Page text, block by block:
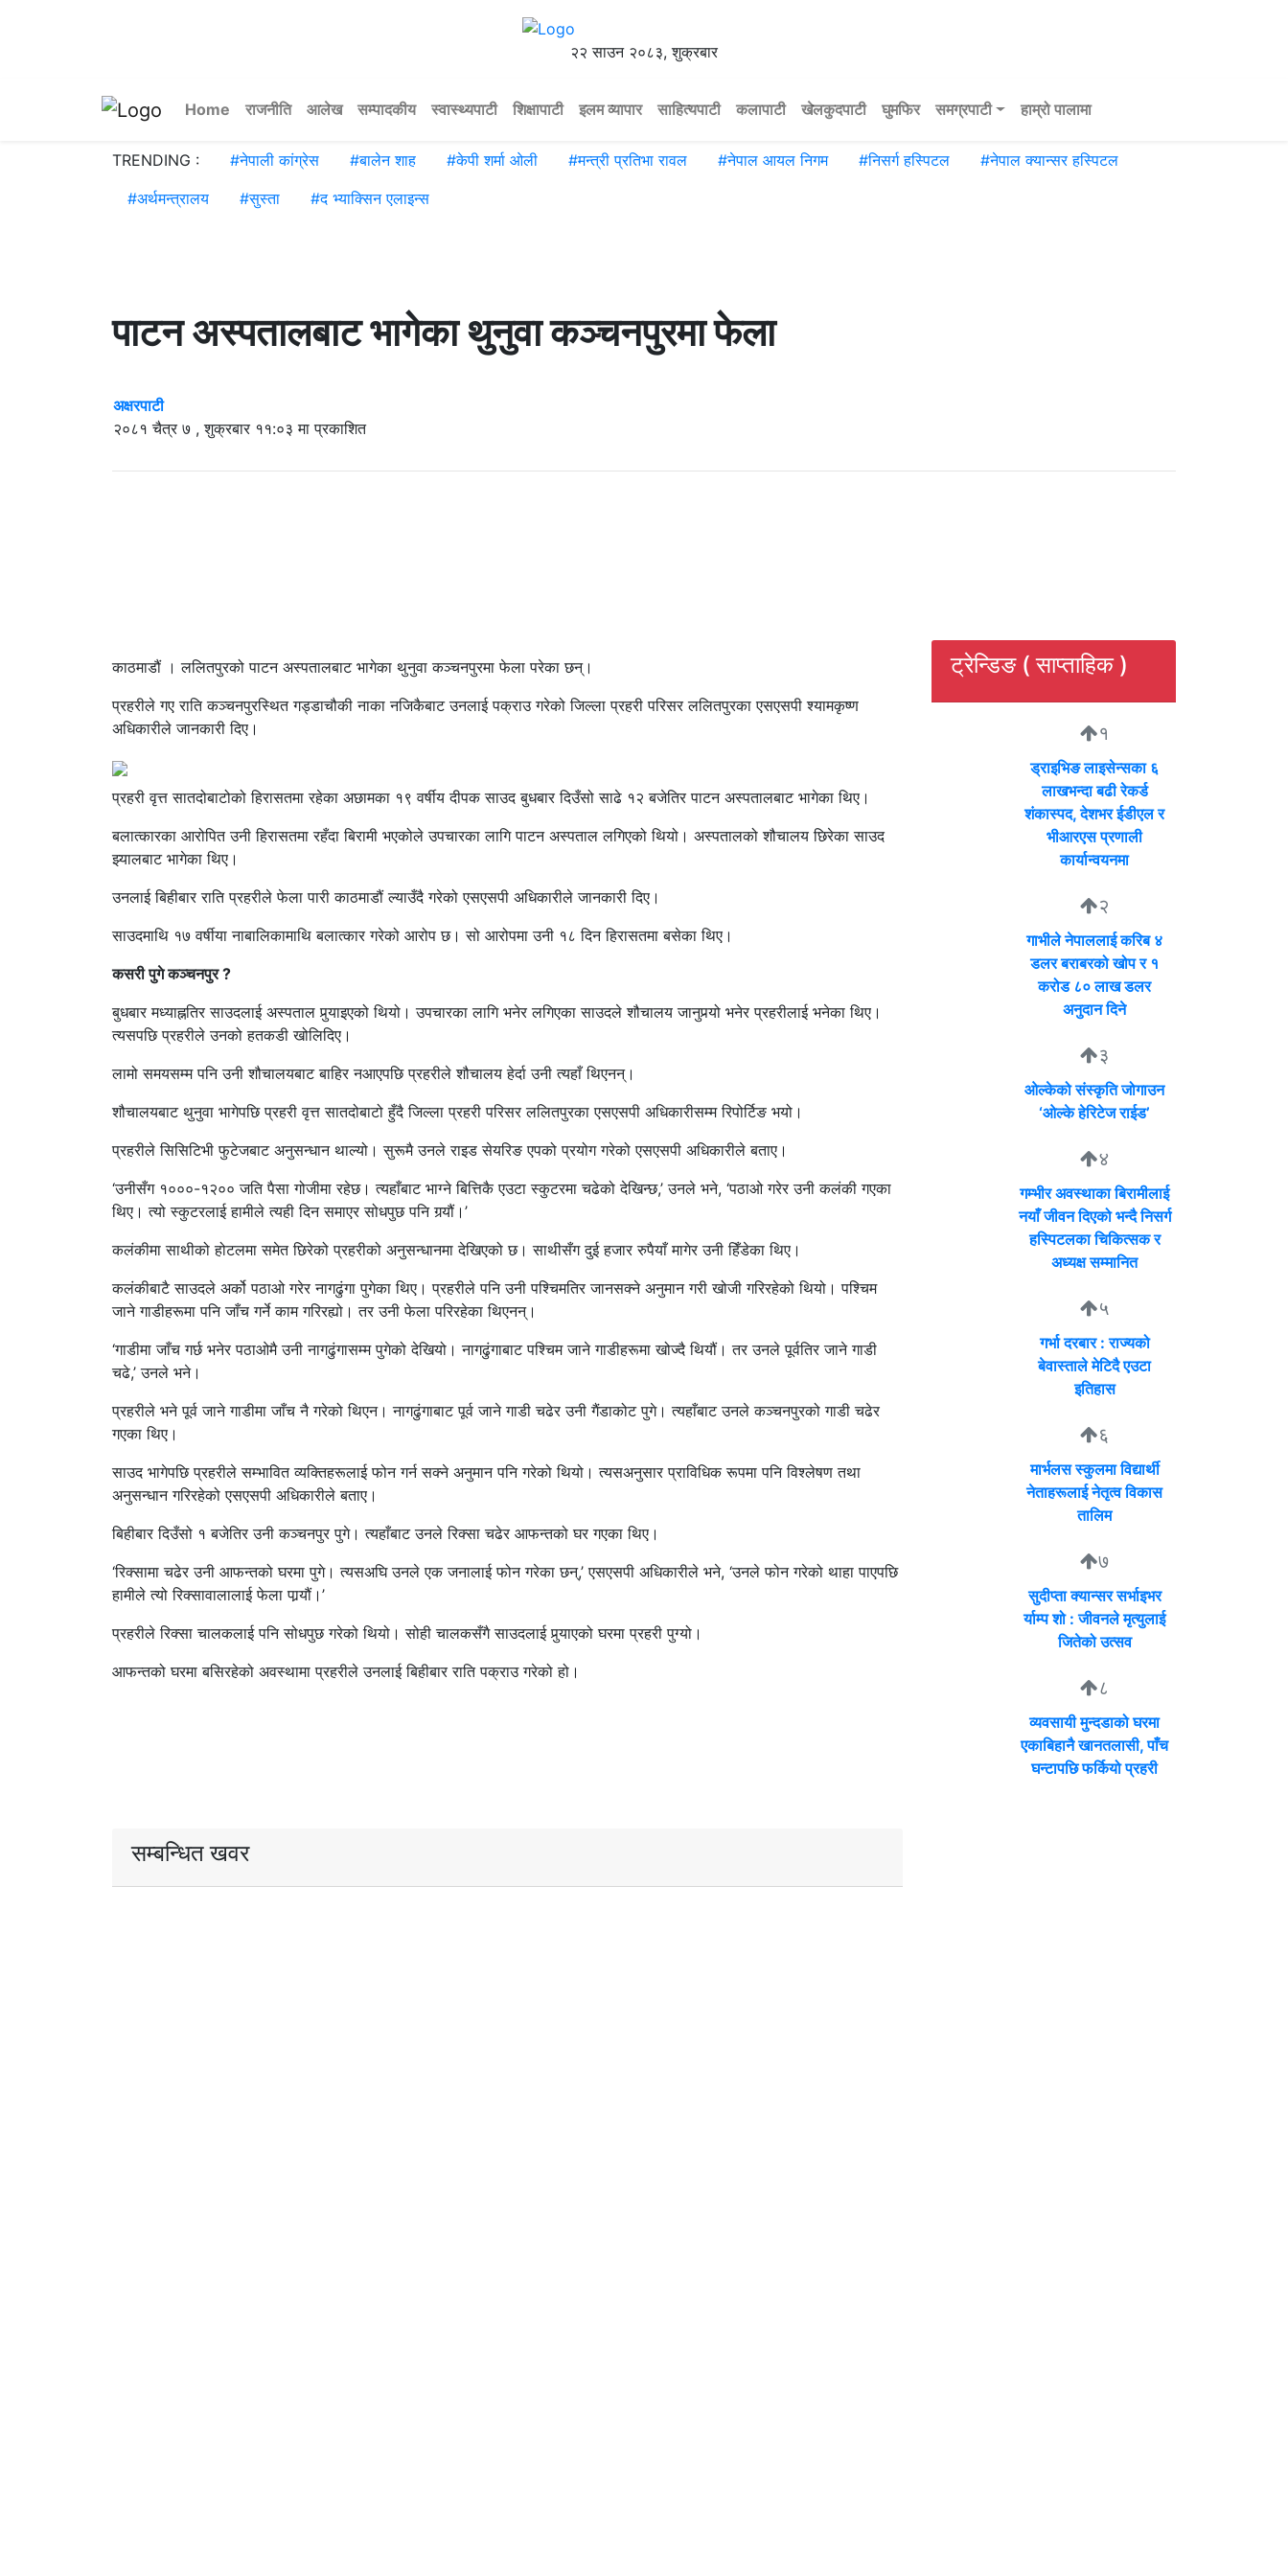
२२ साउन २०८३, शुक्रबार
Home राजनीति आलेख सम्पादकीय स्वास्थ्यपाटी शिक्षापाटी इलम व्यापार साहित्यपाटी कलापाटी खेलकुदपाटी घुमफिर समग्रपाटी हाम्रो पालामा
TRENDING : #नेपाली कांग्रेस #बालेन शाह #केपी शर्मा ओली #मन्त्री प्रतिभा रावल #नेपाल आयल निगम #निसर्ग हस्पिटल #नेपाल क्यान्सर हस्पिटल
#अर्थमन्त्रालय #सुस्ता #द भ्याक्सिन एलाइन्स
पाटन अस्पतालबाट भागेका थुनुवा कञ्चनपुरमा फेला
अक्षरपाटी
२०८१ चैत्र ७ , शुक्रबार ११:०३ मा प्रकाशित
काठमाडौं । ललितपुरको पाटन अस्पतालबाट भागेका थुनुवा कञ्चनपुरमा फेला परेका छन्।
प्रहरीले गए राति कञ्चनपुरस्थित गड्डाचौकी नाका नजिकैबाट उनलाई पक्राउ गरेको जिल्ला प्रहरी परिसर ललितपुरका एसएसपी श्यामकृष्ण
अधिकारीले जानकारी दिए।
प्रहरी वृत्त सातदोबाटोको हिरासतमा रहेका अछामका १९ वर्षीय दीपक साउद बुधबार दिउँसो साढे १२ बजेतिर पाटन अस्पतालबाट भागेका थिए।
बलात्कारका आरोपित उनी हिरासतमा रहँदा बिरामी भएकोले उपचारका लागि पाटन अस्पताल लगिएको थियो। अस्पतालको शौचालय छिरेका साउद
झ्यालबाट भागेका थिए।
उनलाई बिहीबार राति प्रहरीले फेला पारी काठमाडौं ल्याउँदै गरेको एसएसपी अधिकारीले जानकारी दिए।
साउदमाथि १७ वर्षीया नाबालिकामाथि बलात्कार गरेको आरोप छ। सो आरोपमा उनी १८ दिन हिरासतमा बसेका थिए।
कसरी पुगे कञ्चनपुर ?
बुधबार मध्याह्नतिर साउदलाई अस्पताल पुर्‍याइएको थियो। उपचारका लागि भनेर लगिएका साउदले शौचालय जानुपर्‍यो भनेर प्रहरीलाई भनेका थिए।
त्यसपछि प्रहरीले उनको हतकडी खोलिदिए।
लामो समयसम्म पनि उनी शौचालयबाट बाहिर नआएपछि प्रहरीले शौचालय हेर्दा उनी त्यहाँ थिएनन्।
शौचालयबाट थुनुवा भागेपछि प्रहरी वृत्त सातदोबाटो हुँदै जिल्ला प्रहरी परिसर ललितपुरका एसएसपी अधिकारीसम्म रिपोर्टिङ भयो।
प्रहरीले सिसिटिभी फुटेजबाट अनुसन्धान थाल्यो। सुरूमै उनले राइड सेयरिङ एपको प्रयोग गरेको एसएसपी अधिकारीले बताए।
‘उनीसँग १०००-१२०० जति पैसा गोजीमा रहेछ। त्यहाँबाट भाग्ने बित्तिकै एउटा स्कुटरमा चढेको देखिन्छ,’ उनले भने, ‘पठाओ गरेर उनी कलंकी गएका
थिए। त्यो स्कुटरलाई हामीले त्यही दिन समाएर सोधपुछ पनि गर्‍यौं।’
कलंकीमा साथीको होटलमा समेत छिरेको प्रहरीको अनुसन्धानमा देखिएको छ। साथीसँग दुई हजार रुपैयाँ मागेर उनी हिँडेका थिए।
कलंकीबाटै साउदले अर्को पठाओ गरेर नागढुंगा पुगेका थिए। प्रहरीले पनि उनी पश्चिमतिर जानसक्ने अनुमान गरी खोजी गरिरहेको थियो। पश्चिम
जाने गाडीहरूमा पनि जाँच गर्ने काम गरिरह्यो। तर उनी फेला परिरहेका थिएनन्।
‘गाडीमा जाँच गर्छ भनेर पठाओमै उनी नागढुंगासम्म पुगेको देखियो। नागढुंगाबाट पश्चिम जाने गाडीहरूमा खोज्दै थियौं। तर उनले पूर्वतिर जाने गाडी
चढे,’ उनले भने।
प्रहरीले भने पूर्व जाने गाडीमा जाँच नै गरेको थिएन। नागढुंगाबाट पूर्व जाने गाडी चढेर उनी गैंडाकोट पुगे। त्यहाँबाट उनले कञ्चनपुरको गाडी चढेर
गएका थिए।
साउद भागेपछि प्रहरीले सम्भावित व्यक्तिहरूलाई फोन गर्न सक्ने अनुमान पनि गरेको थियो। त्यसअनुसार प्राविधिक रूपमा पनि विश्लेषण तथा
अनुसन्धान गरिरहेको एसएसपी अधिकारीले बताए।
बिहीबार दिउँसो १ बजेतिर उनी कञ्चनपुर पुगे। त्यहाँबाट उनले रिक्सा चढेर आफन्तको घर गएका थिए।
‘रिक्सामा चढेर उनी आफन्तको घरमा पुगे। त्यसअघि उनले एक जनालाई फोन गरेका छन्,’ एसएसपी अधिकारीले भने, ‘उनले फोन गरेको थाहा पाएपछि
हामीले त्यो रिक्सावालालाई फेला पार्‍यौं।’
प्रहरीले रिक्सा चालकलाई पनि सोधपुछ गरेको थियो। सोही चालकसँगै साउदलाई पुर्‍याएको घरमा प्रहरी पुग्यो।
आफन्तको घरमा बसिरहेको अवस्थामा प्रहरीले उनलाई बिहीबार राति पक्राउ गरेको हो।
सम्बन्धित खवर
ट्रेन्डिङ ( साप्ताहिक )
१
ड्राइभिङ लाइसेन्सका ६
लाखभन्दा बढी रेकर्ड
शंकास्पद, देशभर ईडीएल र
भीआरएस प्रणाली
कार्यान्वयनमा
२
गाभीले नेपाललाई करिब ४
डलर बराबरको खोप र १
करोड ८० लाख डलर
अनुदान दिने
३
ओल्केको संस्कृति जोगाउन
‘ओल्के हेरिटेज राईड’
४
गम्भीर अवस्थाका बिरामीलाई
नयाँ जीवन दिएको भन्दै निसर्ग
हस्पिटलका चिकित्सक र
अध्यक्ष सम्मानित
५
गर्भा दरबार : राज्यको
बेवास्ताले मेटिदै एउटा
इतिहास
६
मार्भलस स्कुलमा विद्यार्थी
नेताहरूलाई नेतृत्व विकास
तालिम
७
सुदीप्ता क्यान्सर सर्भाइभर
र्याम्प शो : जीवनले मृत्युलाई
जितेको उत्सव
८
व्यवसायी मुन्दडाको घरमा
एकाबिहानै खानतलासी, पाँच
घन्टापछि फर्कियो प्रहरी